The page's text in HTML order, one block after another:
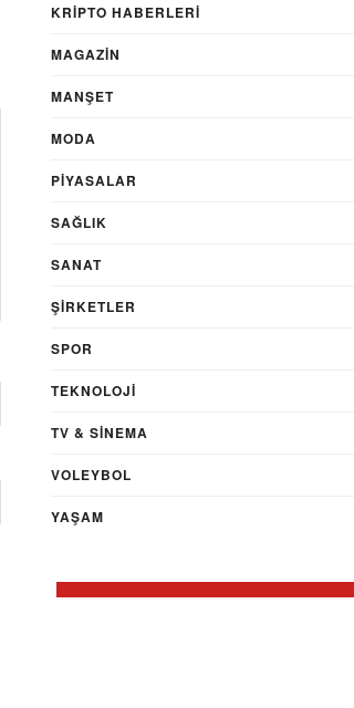
KRIPTO HABERLERI
MAGAZİN
MANŞET
MODA
PİYASALAR
SAĞLIK
SANAT
ŞIRKETLER
SPOR
TEKNOLOJİ
TV & SINEMA
VOLEYBOL
YAŞAM